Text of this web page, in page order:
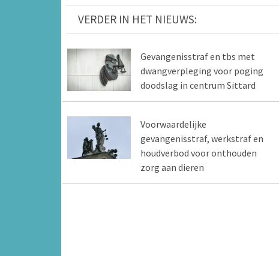
VERDER IN HET NIEUWS:
Gevangenisstraf en tbs met
dwangverpleging voor poging
doodslag in centrum Sittard
Voorwaardelijke
gevangenisstraf, werkstraf en
houdverbod voor onthouden
zorg aan dieren